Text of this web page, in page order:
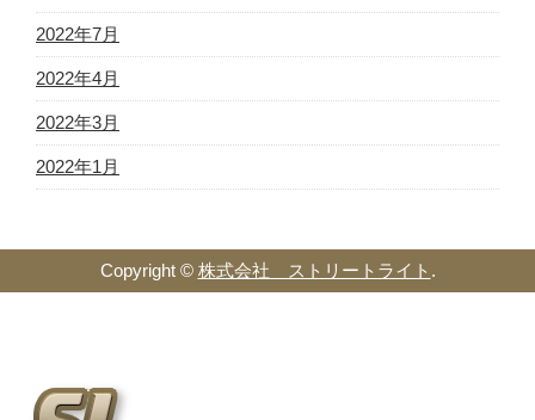
2022年7月
2022年4月
2022年3月
2022年1月
Copyright © 株式会社 ストリートライト .